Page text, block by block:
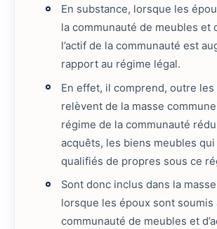
En substance, lorsque les
la communauté de meubles et
l’actif de la communauté est
rapport au régime légal.
En effet, il comprend, outre les
relèvent de la masse
régime de la communauté
acquêts, les biens meubles
qualifiés de propres sous ce
Sont donc inclus dans la
lorsque les époux sont soumis
communauté de meubles et